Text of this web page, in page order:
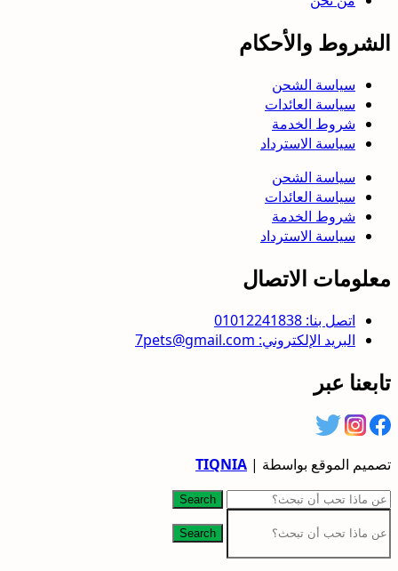
الشروط والأحكام
سياسة الشحن
سياسة العائدات
شروط الخدمة
سياسة الاسترداد
سياسة الشحن
سياسة العائدات
شروط الخدمة
سياسة الاسترداد
معلومات الاتصال
اتصل بنا: 01012241838
البريد الإلكتروني: 7pets@gmail.com
تابعنا عبر
تصميم الموقع بواسطة | TIQNIA
Search
Search